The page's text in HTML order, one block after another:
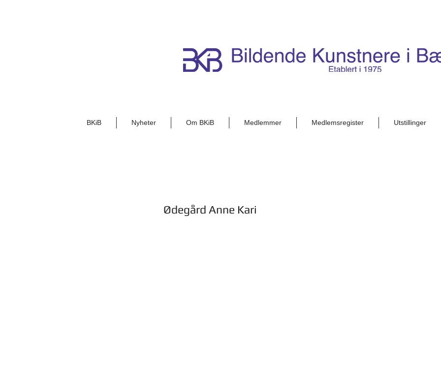
BKiB Nyheter Om BKiB Medlemmer Medlemsregister Utstillinger
Ødegård Anne Kari